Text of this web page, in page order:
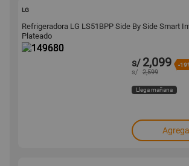
LG
Refrigeradora LG LS51BPP Side By Side Smart
Plateado
s/ 2,099 -
s/ 2,599
Llega mañana